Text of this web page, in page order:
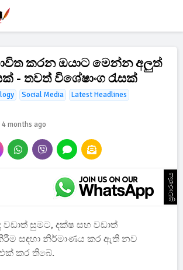
කරන ඔයාට මෙන්න අලුත්
- තවත් විශේෂාංග රැසක්
Social Media
Latest Headlines
4 months ago
ප්‍රචාරණය
වඩාත් සුමට, දක්ෂ සහ වඩාත්
සඳහා නිර්මාණය කර ඇති නව
එක් කර තිබේ.